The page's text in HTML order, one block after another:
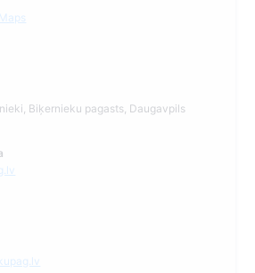
Biķernieku pagasts, Daugavpils